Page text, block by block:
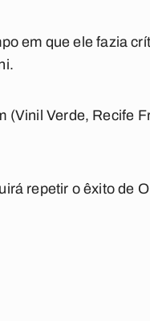
em que ele fazia
(Vinil Verde, Recife
repetir o êxito de